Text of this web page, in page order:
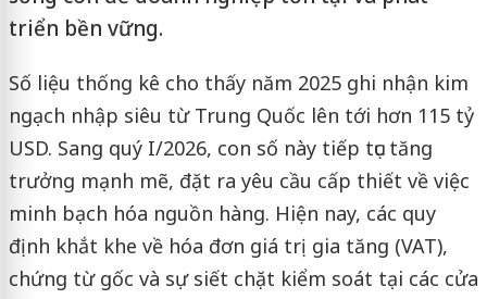
triển bền vững.
Số liệu thống kê cho thấy năm 2025 ghi nhận kim
ngạch nhập siêu từ Trung Quốc lên tới hơn 115 tỷ
USD. Sang quý I/2026, con số này tiếp tục tăng
trưởng mạnh mẽ, đặt ra yêu cầu cấp thiết về việc
minh bạch hóa nguồn hàng. Hiện nay, các quy
định khắt khe về hóa đơn giá trị gia tăng (VAT),
chứng từ gốc và sự siết chặt kiểm soát tại các cửa